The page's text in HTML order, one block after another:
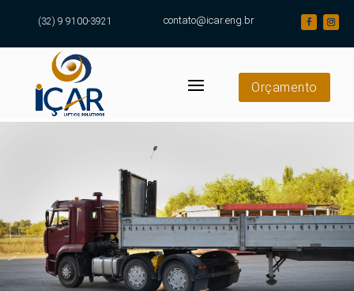
(32) 9 9100-3921 contato@icar.eng.br
Orçamento